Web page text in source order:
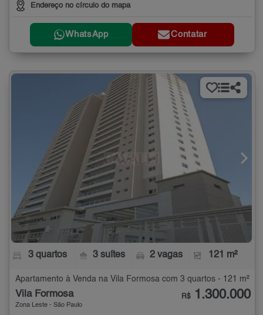
Endereço no círculo do mapa
WhatsApp Contatar
3 quartos 3 suítes 2 vagas 121 m²
Apartamento à Venda na Vila Formosa com 3 quartos - 121 m²
Vila Formosa
Zona Leste - São Paulo
R$ 1.300.000